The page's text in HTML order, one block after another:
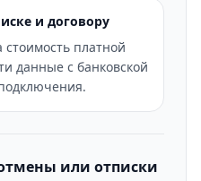
и договору
стоимость платной
данные с банковской
или отписки